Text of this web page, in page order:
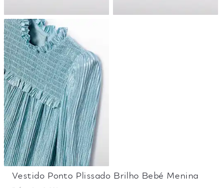
Vestido Ponto Plissado Brilho Bebé Menina